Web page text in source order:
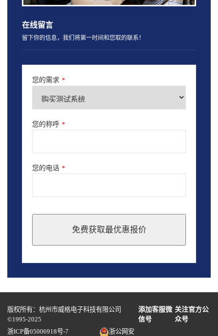
在线留言
留下你的信息，我们将第一时间和您取的联系！
您的需求 *
您的称呼 *
您的电话 *
免费获取最优惠报价
should
blank
版权所有：杭州市威格电子科技有限公司
©1995-2025
添加客服微
信号
关注官方公
众号
浙ICP备05006918号-7
浙公网安